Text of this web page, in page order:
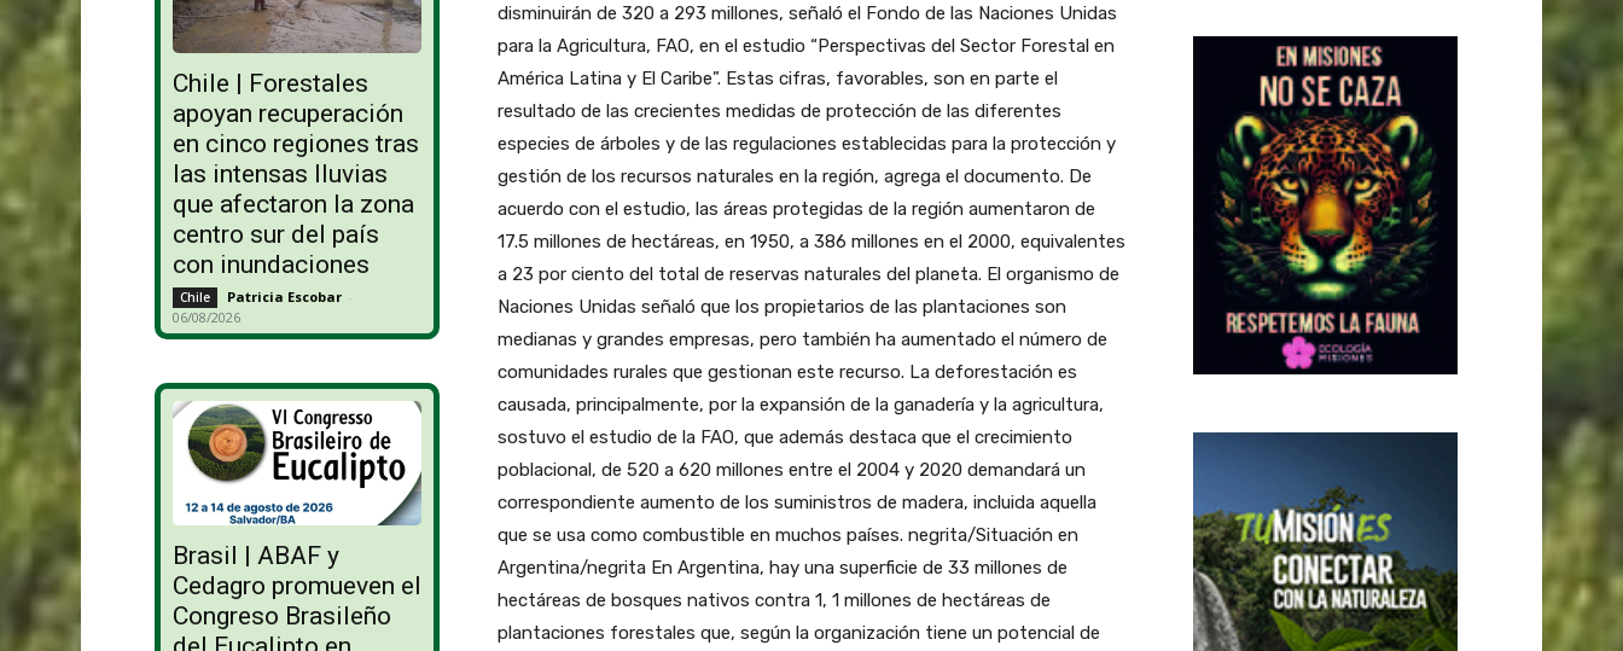
Chile | Forestales
apoyan recuperación
en cinco regiones tras
las intensas lluvias
que afectaron la zona
centro sur del país
con inundaciones
Chile Patricia Escobar -
06/08/2026
Brasil | ABAF y
Cedagro promueven el
Congreso Brasileño
disminuirán de 320 a 293 millones, señaló el Fondo de las Naciones Unidas
para la Agricultura, FAO, en el estudio “Perspectivas del Sector Forestal en
América Latina y El Caribe”. Estas cifras, favorables, son en parte el
resultado de las crecientes medidas de protección de las diferentes
especies de árboles y de las regulaciones establecidas para la protección y
gestión de los recursos naturales en la región, agrega el documento. De
acuerdo con el estudio, las áreas protegidas de la región aumentaron de
17.5 millones de hectáreas, en 1950, a 386 millones en el 2000, equivalentes
a 23 por ciento del total de reservas naturales del planeta. El organismo de
Naciones Unidas señaló que los propietarios de las plantaciones son
medianas y grandes empresas, pero también ha aumentado el número de
comunidades rurales que gestionan este recurso. La deforestación es
causada, principalmente, por la expansión de la ganadería y la agricultura,
sostuvo el estudio de la FAO, que además destaca que el crecimiento
poblacional, de 520 a 620 millones entre el 2004 y 2020 demandará un
correspondiente aumento de los suministros de madera, incluida aquella
que se usa como combustible en muchos países. negrita/Situación en
Argentina/negrita En Argentina, hay una superficie de 33 millones de
hectáreas de bosques nativos contra 1, 1 millones de hectáreas de
plantaciones forestales que, según la organización tiene un potencial de